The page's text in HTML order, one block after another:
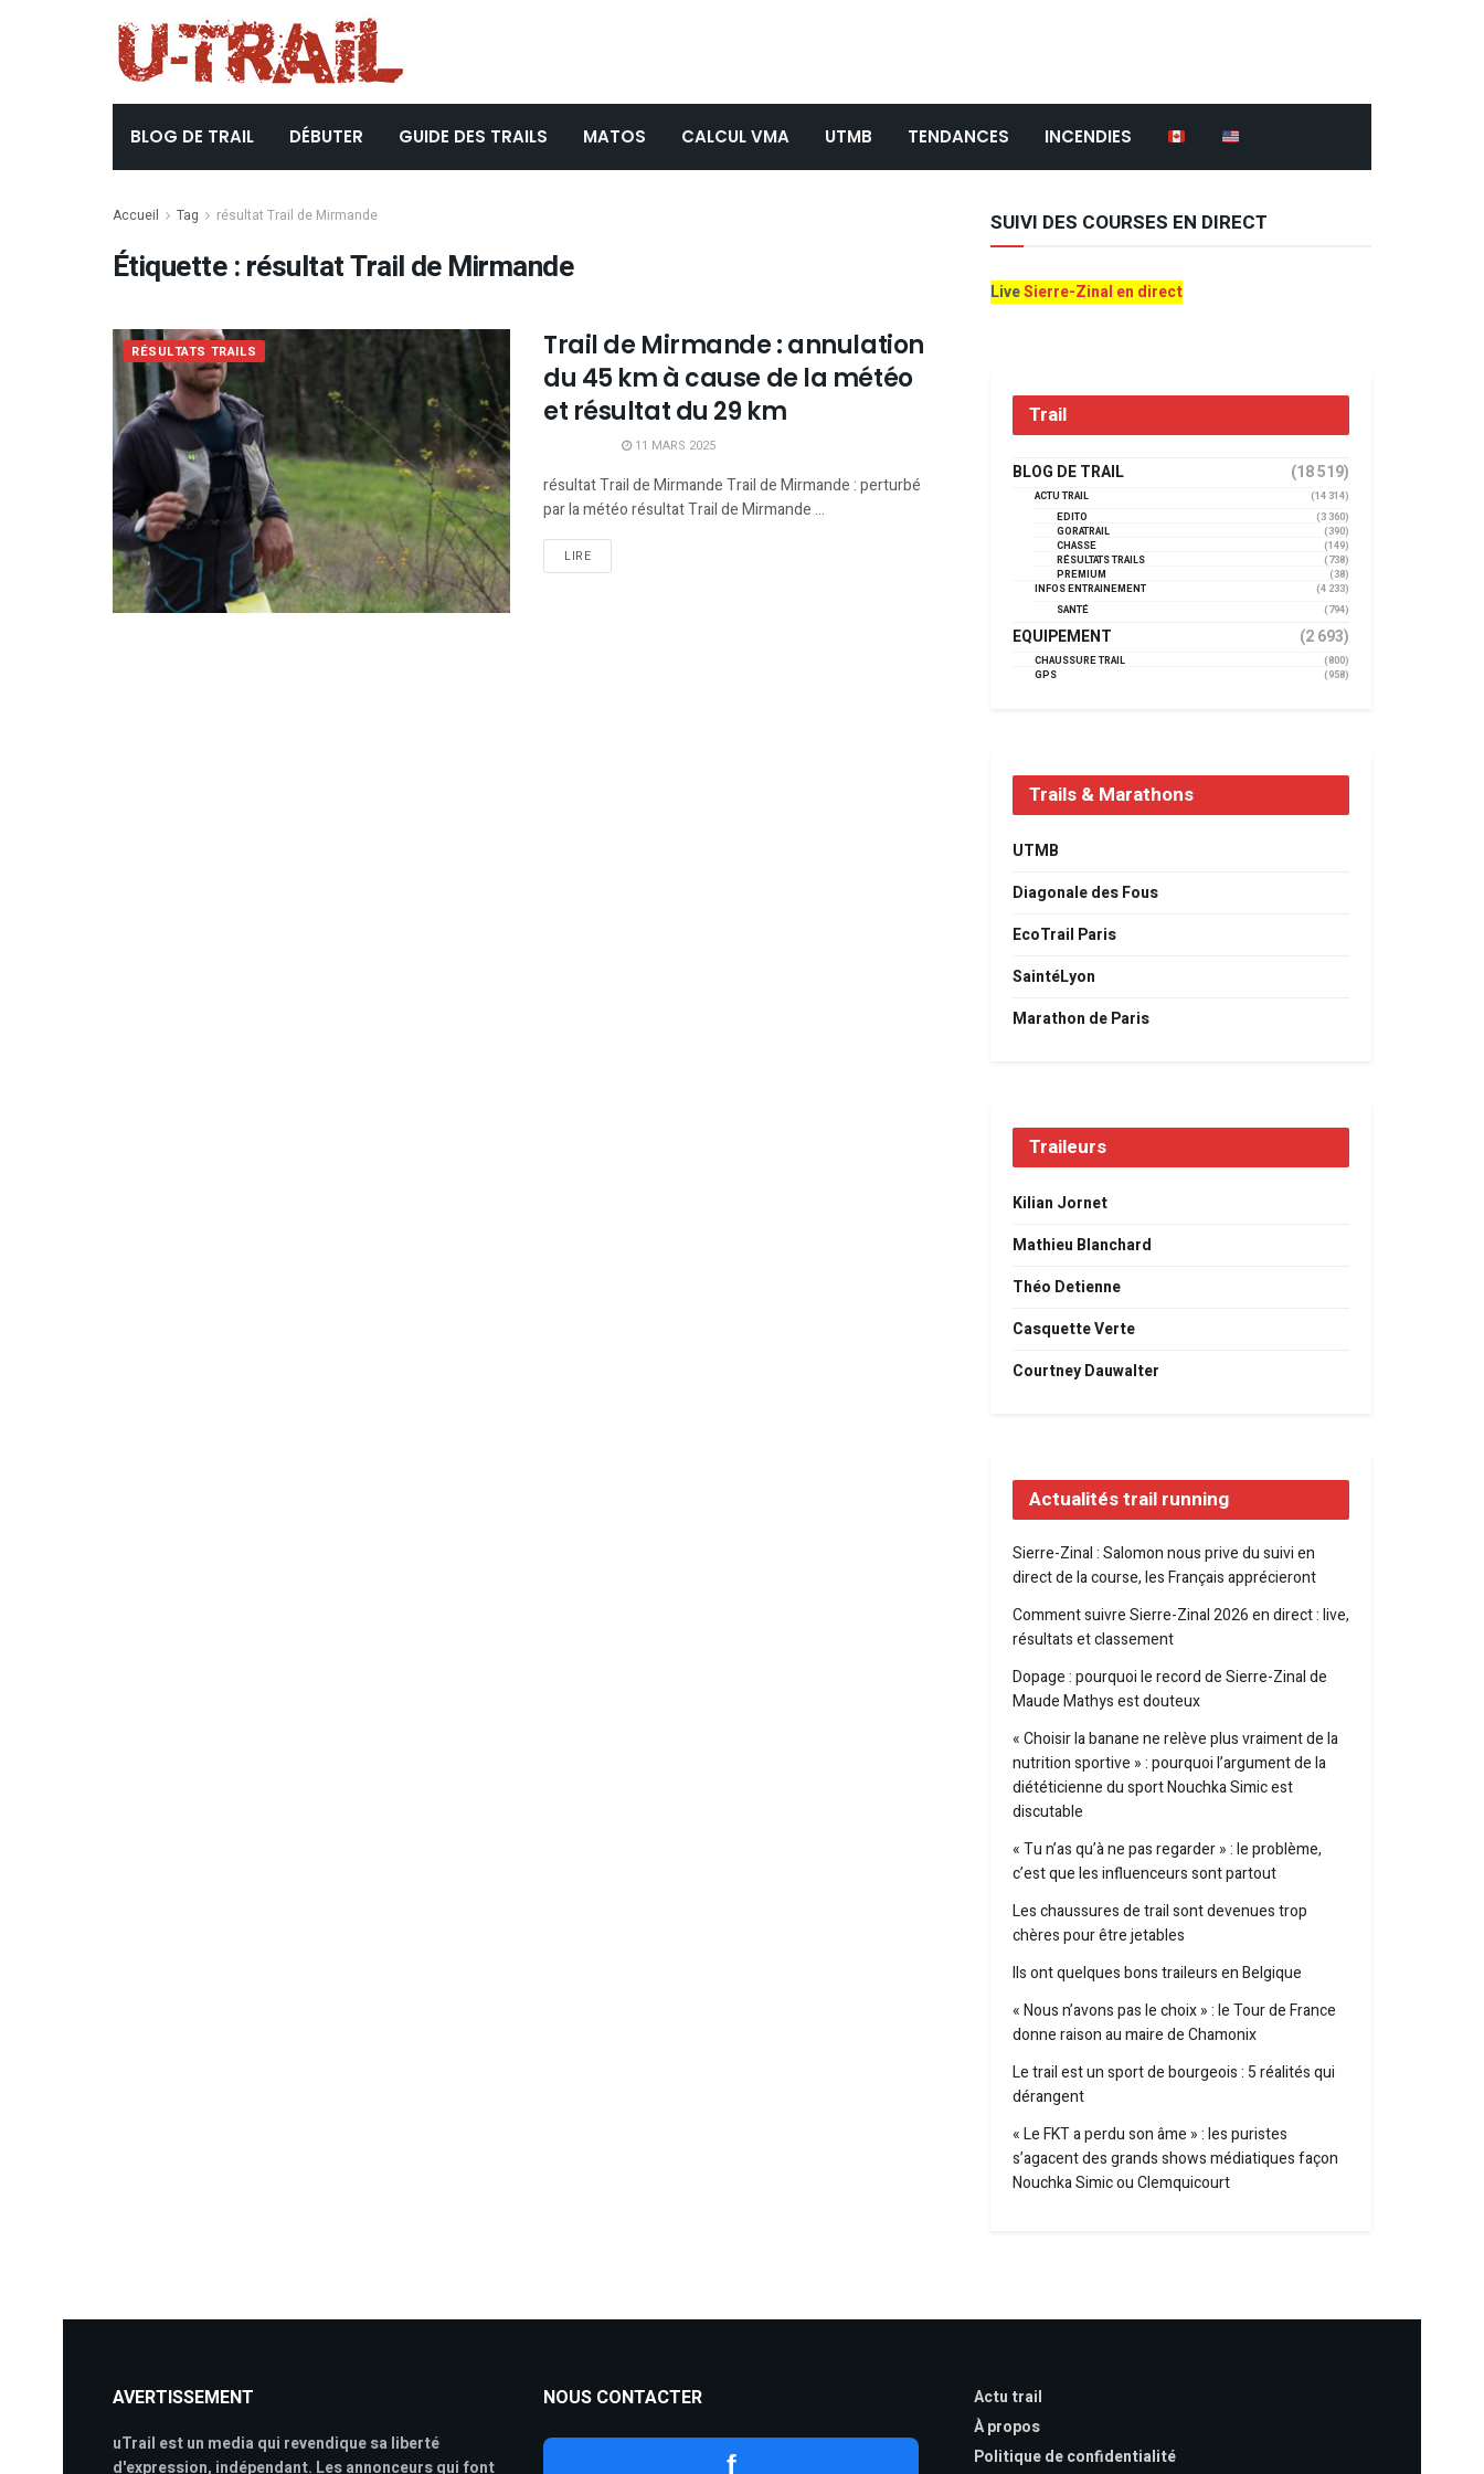
BLOG DE TRAIL DÉBUTER GUIDE DES TRAILS MATOS CALCUL VMA UTMB TENDANCES INCENDIES
Accueil Tag résultat Trail de Mirmande
Étiquette :résultat Trail de Mirmande
RÉSULTATS TRAILS
Trail de Mirmande : annulation
du 45 km à cause de la météo
et résultat du 29 km
11 MARS 2025
résultat Trail de Mirmande Trail de Mirmande : perturbé
par la météo résultat Trail de Mirmande ...
LIRE
SUIVI DES COURSES EN DIRECT
LiveSierre-Zinal en direct
Trail
BLOG DE TRAIL (18 519)
ACTU TRAIL
(14 314)
EDITO
(3 360)
GORATRAIL
(390)
CHASSE
(149)
RÉSULTATS TRAILS
(738)
PREMIUM
(38)
INFOS ENTRAINEMENT
(4 233)
SANTÉ
(794)
EQUIPEMENT (2 693)
CHAUSSURE TRAIL
(800)
GPS
(958)
Trails & Marathons
UTMB
Diagonale des Fous
EcoTrail Paris
SaintéLyon
Marathon de Paris
Traileurs
Kilian Jornet
Mathieu Blanchard
Théo Detienne
Casquette Verte
Courtney Dauwalter
Actualités trail running
Sierre-Zinal : Salomon nous prive du suivi en
direct de la course, les Français apprécieront
Comment suivre Sierre-Zinal 2026 en direct : live,
résultats et classement
Dopage : pourquoi le record de Sierre-Zinal de
Maude Mathys est douteux
« Choisir la banane ne relève plus vraiment de la
nutrition sportive » : pourquoi l’argument de la
diététicienne du sport Nouchka Simic est
discutable
« Tu n’as qu’à ne pas regarder » : le problème,
c’est que les influenceurs sont partout
Les chaussures de trail sont devenues trop
chères pour être jetables
Ils ont quelques bons traileurs en Belgique
« Nous n’avons pas le choix » : le Tour de France
donne raison au maire de Chamonix
Le trail est un sport de bourgeois : 5 réalités qui
dérangent
« Le FKT a perdu son âme » : les puristes
s’agacent des grands shows médiatiques façon
Nouchka Simic ou Clemquicourt
AVERTISSEMENT
uTrail est un media qui revendique sa liberté
d'expression, indépendant. Les annonceurs qui font
NOUS CONTACTER
f
Actu trail
À propos
Politique de confidentialité